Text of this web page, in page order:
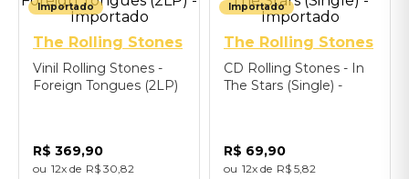
Importado
The Rolling Stones
Vinil Rolling Stones -
Foreign Tongues (2LP)
R$ 369,90
12 R$ 30 82
Importado
The Rolling Stones
CD Rolling Stones - In
The Stars (Single) -
R$ 69,90
12 R$ 5 82